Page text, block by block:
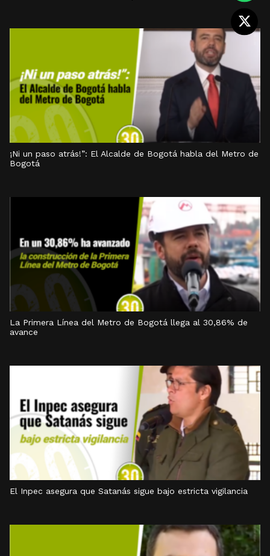
¡Ni un paso atrás!”: El Alcalde de Bogotá habla del Metro de
Bogotá
La Primera Línea del Metro de Bogotá llega al 30,86% de
avance
El Inpec asegura que Satanás sigue bajo estricta vigilancia